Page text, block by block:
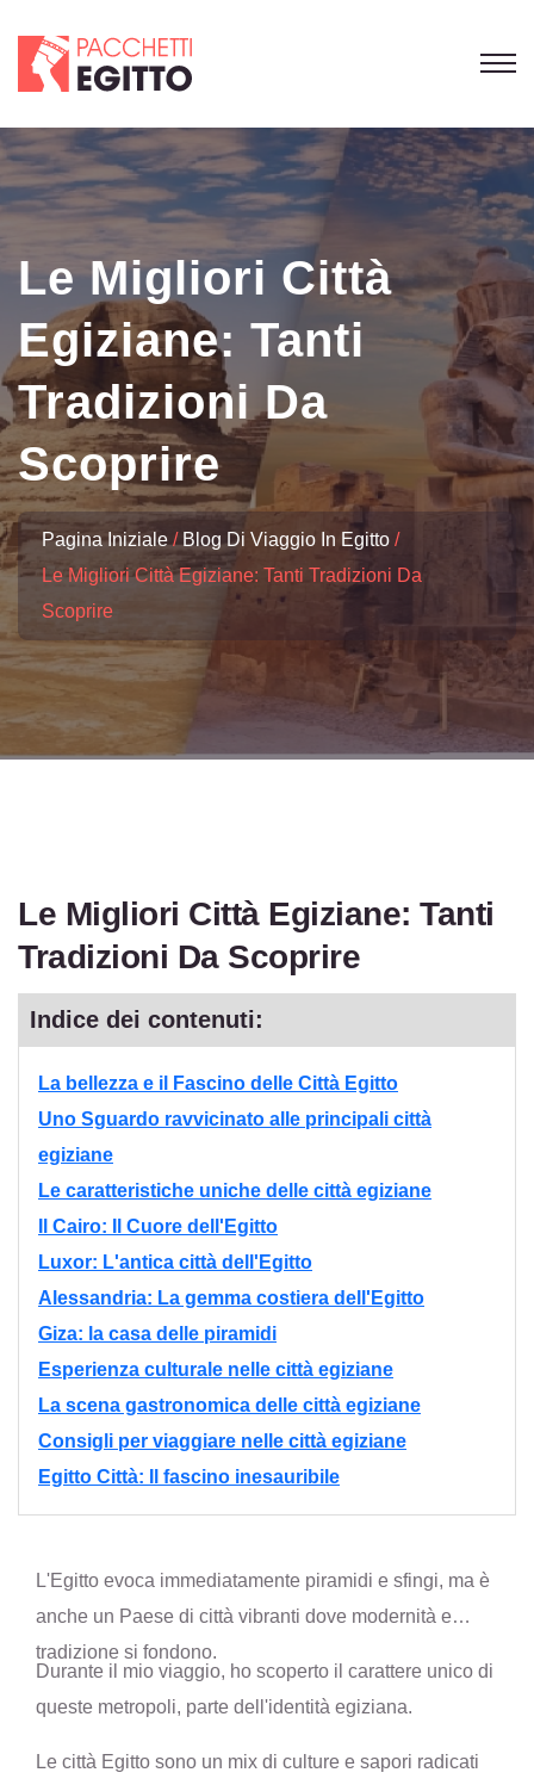
Le Migliori Città
Egiziane: Tanti
Tradizioni Da
Scoprire
Pagina Iniziale
Blog Di Viaggio In Egitto
Le Migliori Città Egiziane: Tanti Tradizioni Da
Scoprire
Le Migliori Città Egiziane: Tanti
Tradizioni Da Scoprire
Indice dei contenuti:
La bellezza e il Fascino delle Città Egitto
Uno Sguardo ravvicinato alle principali città
egiziane
Le caratteristiche uniche delle città egiziane
Il Cairo: Il Cuore dell'Egitto
Luxor: L'antica città dell'Egitto
Alessandria: La gemma costiera dell'Egitto
Giza: la casa delle piramidi
Esperienza culturale nelle città egiziane
La scena gastronomica delle città egiziane
Consigli per viaggiare nelle città egiziane
Egitto Città: Il fascino inesauribile
L'Egitto evoca immediatamente piramidi e sfingi, ma è
anche un Paese di città vibranti dove modernità e
tradizione si fondono.
Durante il mio viaggio, ho scoperto il carattere unico di
queste metropoli, parte dell'identità egiziana.
Le città Egitto sono un mix di culture e sapori radicati